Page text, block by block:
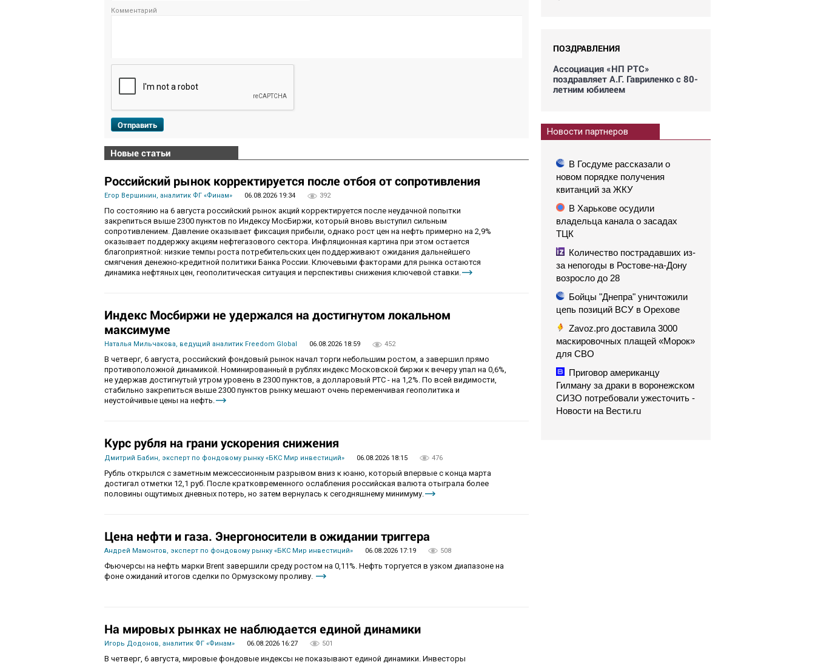
Комментарий
Отправить
Новые статьи
Российский рынок корректируется после отбоя от сопротивления
Егор Вершинин, аналитик ФГ «Финам» 06.08.2026 19:34 392
По состоянию на 6 августа российский рынок акций корректируется после неудачной попытки
закрепиться выше 2300 пунктов по Индексу МосБиржи, который вновь выступил сильным
сопротивлением. Давление оказывает фиксация прибыли, однако рост цен на нефть примерно на 2,9%
оказывает поддержку акциям нефтегазового сектора. Инфляционная картина при этом остается
благоприятной: низкие темпы роста потребительских цен поддерживают ожидания дальнейшего
смягчения денежно-кредитной политики Банка России. Ключевыми факторами для рынка остаются
динамика нефтяных цен, геополитическая ситуация и перспективы снижения ключевой ставки.
Индекс Мосбиржи не удержался на достигнутом локальном
максимуме
Наталья Мильчакова, ведущий аналитик Freedom Global 06.08.2026 18:59 452
В четверг, 6 августа, российский фондовый рынок начал торги небольшим ростом, а завершил прямо
противоположной динамикой. Номинированный в рублях индекс Московской биржи к вечеру упал на 0,6%,
не удержав достигнутый утром уровень в 2300 пунктов, а долларовый РТС - на 1,2%. По всей видимости,
стабильно закрепиться выше 2300 пунктов рынку мешают очень переменчивая геополитика и
неустойчивые цены на нефть.
Курс рубля на грани ускорения снижения
Дмитрий Бабин, эксперт по фондовому рынку «БКС Мир инвестиций» 06.08.2026 18:15 476
Рубль открылся с заметным межсессионным разрывом вниз к юаню, который впервые с конца марта
достигал отметки 12,1 руб. После кратковременного ослабления российская валюта отыграла более
половины ощутимых дневных потерь, но затем вернулась к сегодняшнему минимуму.
Цена нефти и газа. Энергоносители в ожидании триггера
Андрей Мамонтов, эксперт по фондовому рынку «БКС Мир инвестиций» 06.08.2026 17:19 508
Фьючерсы на нефть марки Brent завершили среду ростом на 0,11%. Нефть торгуется в узком диапазоне на
фоне ожиданий итогов сделки по Ормузскому проливу.
На мировых рынках не наблюдается единой динамики
Игорь Додонов, аналитик ФГ «Финам» 06.08.2026 16:27 501
В четверг, 6 августа, мировые фондовые индексы не показывают единой динамики. Инвесторы
ПОЗДРАВЛЕНИЯ
Ассоциация «НП РТС»
поздравляет А.Г. Гавриленко с 80-
летним юбилеем
Новости партнеров
В Госдуме рассказали о
новом порядке получения
квитанций за ЖКУ
В Харькове осудили
владельца канала о засадах
ТЦК
Количество пострадавших из-
за непогоды в Ростове-на-Дону
возросло до 28
Бойцы "Днепра" уничтожили
цепь позиций ВСУ в Орехове
Zavoz.pro доставила 3000
маскировочных плащей «Морок»
для СВО
Приговор американцу
Гилману за драки в воронежском
СИЗО потребовали ужесточить -
Новости на Вести.ru